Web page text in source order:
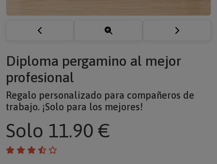
Diploma pergamino al mejor
profesional
Regalo personalizado para compañeros de
trabajo. ¡Solo para los mejores!
Solo 11.90 €